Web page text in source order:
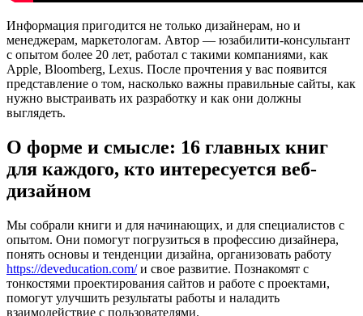
Информация пригодится не только дизайнерам, но и
менеджерам, маркетологам. Автор — юзабилити-консультант
с опытом более 20 лет, работал с такими компаниями, как
Apple, Bloomberg, Lexus. После прочтения у вас появится
представление о том, насколько важны правильные сайты, как
нужно выстраивать их разработку и как они должны
выглядеть.
О форме и смысле: 16 главных книг
для каждого, кто интересуется веб-
дизайном
Мы собрали книги и для начинающих, и для специалистов с
опытом. Они помогут погрузиться в профессию дизайнера,
понять основы и тенденции дизайна, организовать работу
https://deveducation.com/и свое развитие. Познакомят с
тонкостями проектирования сайтов и работе с проектами,
помогут улучшить результаты работы и наладить
взаимодействие с пользователями.